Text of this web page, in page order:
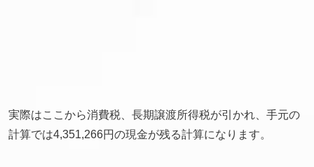
実際はここから消費税、長期譲渡所得税が引かれ、手元の
計算では4,351,266円の現金が残る計算になります。